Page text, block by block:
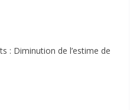
: Diminution de l’estime de